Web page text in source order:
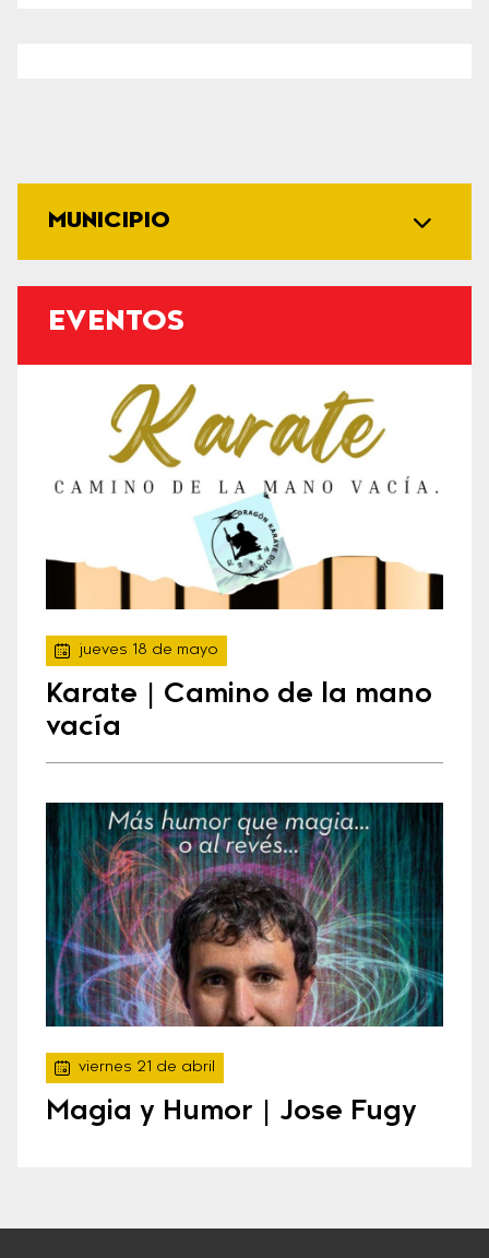
MUNICIPIO
EVENTOS
jueves 18 de mayo
Karate | Camino de la mano
vacía
viernes 21 de abril
Magia y Humor | Jose Fugy